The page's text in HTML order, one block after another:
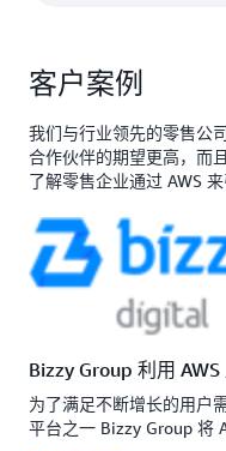
客户案例
我们与行业领先的零售公
合作伙伴的期望更高，而
了解零售企业通过 AWS
Bizzy Group 利用
为了满足不断增长的用户
平台之一 Bizzy Group 将